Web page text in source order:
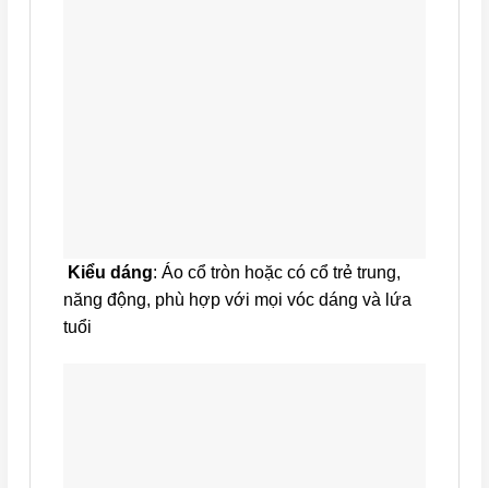
Kiểu dáng: Áo cổ tròn hoặc có cổ trẻ trung,
năng động, phù hợp với mọi vóc dáng và lứa
tuổi